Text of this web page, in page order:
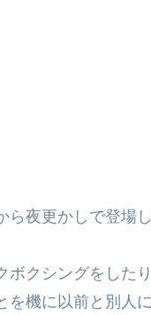
ら夜更かしで登場
ボクシングをした
を機に以前と別人